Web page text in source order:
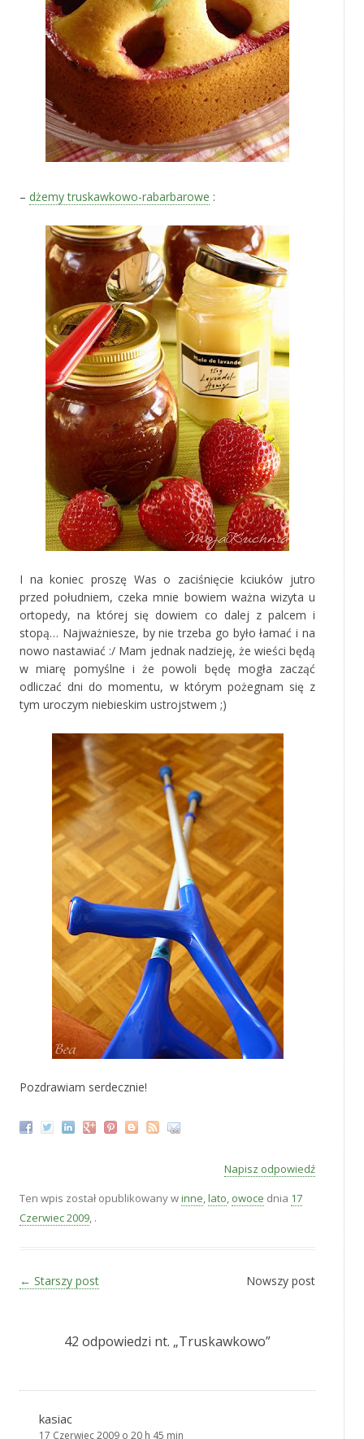
– dżemy truskawkowo-rabarbarowe :
I na koniec proszę Was o zaciśnięcie kciuków jutro
przed południem, czeka mnie bowiem ważna wizyta u
ortopedy, na której się dowiem co dalej z palcem i
stopą… Najważniesze, by nie trzeba go było łamać i na
nowo nastawiać :/ Mam jednak nadzieję, że wieści będą
w miarę pomyślne i że powoli będę mogła zacząć
odliczać dni do momentu, w którym pożegnam się z
tym uroczym niebieskim ustrojstwem ;)
Pozdrawiam serdecznie!
Napisz odpowiedź
Ten wpis został opublikowany winne,lato, owoce dnia 17
Czerwiec 2009, .
Zobacz wpisy
← Starszy post Nowszy post
42 odpowiedzi nt. „Truskawkowo”
kasiac
17 Czerwiec 2009 o 20 h 45 min